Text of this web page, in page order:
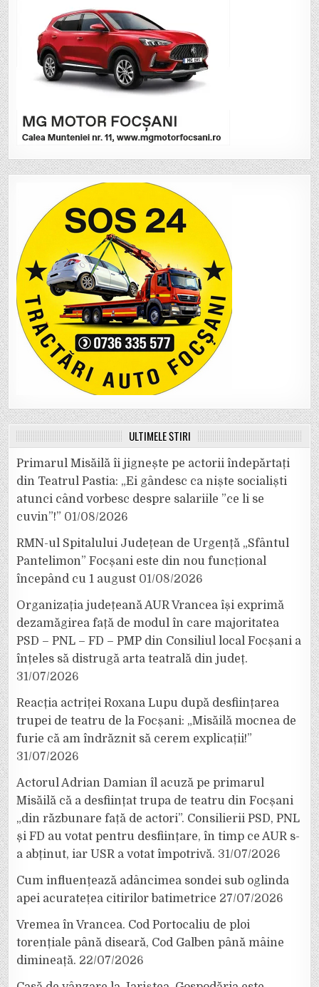
ULTIMELE ȘTIRI
Primarul Misăilă îi jignește pe actorii îndepărtați
din Teatrul Pastia: „Ei gândesc ca niște socialiști
atunci când vorbesc despre salariile ”ce li se
cuvin”!” 01/08/2026
RMN-ul Spitalului Județean de Urgență „Sfântul
Pantelimon” Focșani este din nou funcțional
începând cu 1 august 01/08/2026
Organizația județeană AUR Vrancea își exprimă
dezamăgirea față de modul în care majoritatea
PSD – PNL – FD – PMP din Consiliul local Focșani a
înțeles să distrugă arta teatrală din județ.
31/07/2026
Reacția actriței Roxana Lupu după desființarea
trupei de teatru de la Focșani: „Misăilă mocnea de
furie că am îndrăznit să cerem explicații!”
31/07/2026
Actorul Adrian Damian îl acuză pe primarul
Misăilă că a desființat trupa de teatru din Focșani
„din răzbunare față de actori”. Consilierii PSD, PNL
și FD au votat pentru desființare, în timp ce AUR s-
a abținut, iar USR a votat împotrivă. 31/07/2026
Cum influențează adâncimea sondei sub oglinda
apei acuratețea citirilor batimetrice 27/07/2026
Vremea în Vrancea. Cod Portocaliu de ploi
torențiale până diseară, Cod Galben până mâine
dimineață. 22/07/2026